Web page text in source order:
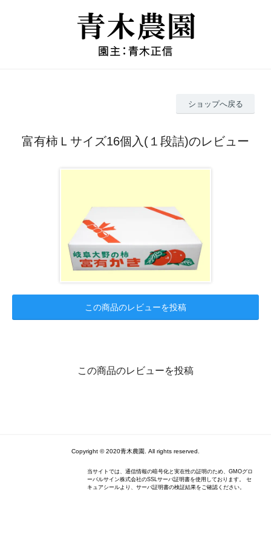
ショップへ戻る
富有柿Ｌサイズ16個入(１段詰)のレビュー
この商品のレビューを投稿
この商品のレビューを投稿
Copyright © 2020青木農園. All rights reserved.
当サイトでは、通信情報の暗号化と実在性の証明のため、GMOグロ
ーバルサイン株式会社のSSLサーバ証明書を使用しております。 セ
キュアシールより、サーバ証明書の検証結果をご確認ください。